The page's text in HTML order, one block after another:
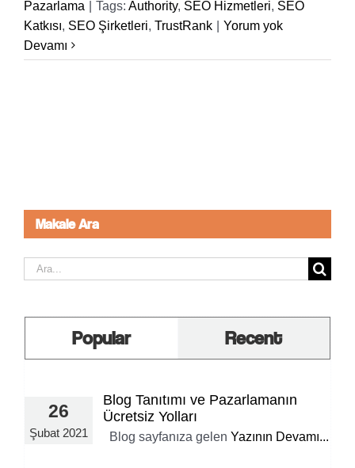
Pazarlama
Tags: Authority, SEO Hizmetleri, SEO
Katkısı, SEO Şirketleri, TrustRank
Yorum yok
Devamı
Makale Ara
Ara:
Popular Recent
26
Şubat 2021
Blog Tanıtımı ve Pazarlamanın
Ücretsiz Yolları
Blog sayfanıza gelen Yazının Devamı...